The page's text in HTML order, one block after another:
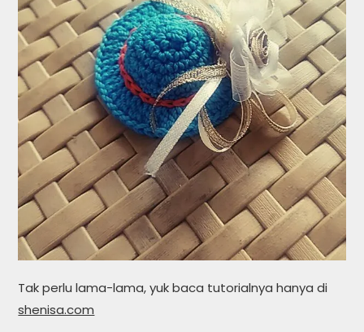
Tak perlu lama-lama, yuk baca tutorialnya hanya di
shenisa.com